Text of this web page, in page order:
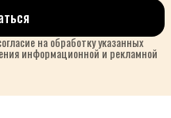
на обработку указанных
информационной и рекламной